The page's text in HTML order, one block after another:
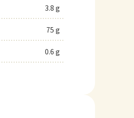
3.8 g
75 g
0.6 g